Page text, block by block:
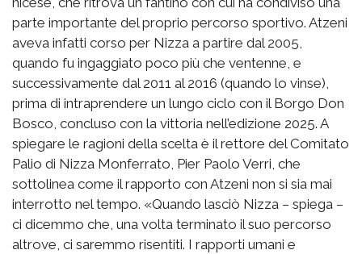
parte importante del proprio percorso sportivo. Atzeni
aveva infatti corso per Nizza a partire dal 2005,
quando fu ingaggiato poco più che ventenne, e
successivamente dal 2011 al 2016 (quando lo vinse),
prima di intraprendere un lungo ciclo con il Borgo Don
Bosco, concluso con la vittoria nell’edizione 2025. A
spiegare le ragioni della scelta è il rettore del Comitato
Palio di Nizza Monferrato, Pier Paolo Verri, che
sottolinea come il rapporto con Atzeni non si sia mai
interrotto nel tempo. «Quando lasciò Nizza – spiega –
ci dicemmo che, una volta terminato il suo percorso
altrove, ci saremmo risentiti. I rapporti umani e